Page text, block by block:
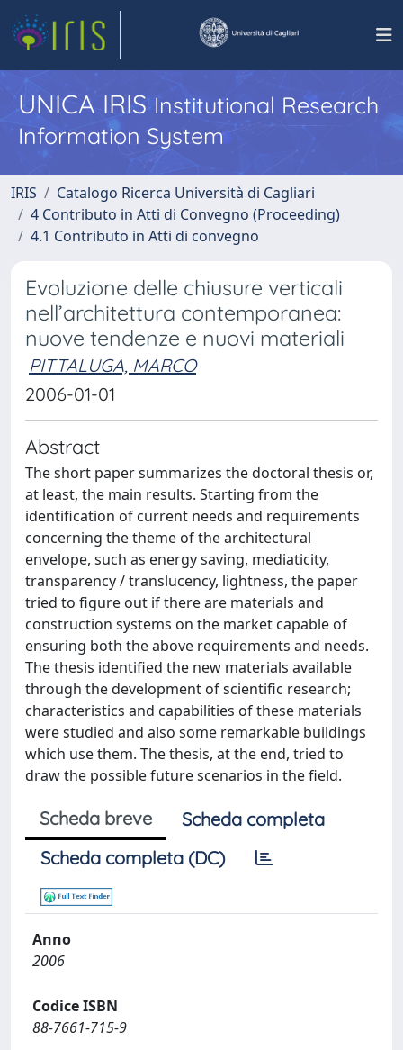
UNICA IRISInstitutional Research
Information System
IRIS
Catalogo Ricerca Università di Cagliari
4 Contributo in Atti di Convegno (Proceeding)
4.1 Contributo in Atti di convegno
Evoluzione delle chiusure verticali
nell’architettura contemporanea:
nuove tendenze e nuovi materiali
PITTALUGA, MARCO
2006-01-01
Abstract
The short paper summarizes the doctoral thesis or,
at least, the main results. Starting from the
identification of current needs and requirements
concerning the theme of the architectural
envelope, such as energy saving, mediaticity,
transparency / translucency, lightness, the paper
tried to figure out if there are materials and
construction systems on the market capable of
ensuring both the above requirements and needs.
The thesis identified the new materials available
through the development of scientific research;
characteristics and capabilities of these materials
were studied and also some remarkable buildings
which use them. The thesis, at the end, tried to
draw the possible future scenarios in the field.
Scheda breve
Scheda completa
Scheda completa (DC)
Anno
2006
Codice ISBN
88-7661-715-9